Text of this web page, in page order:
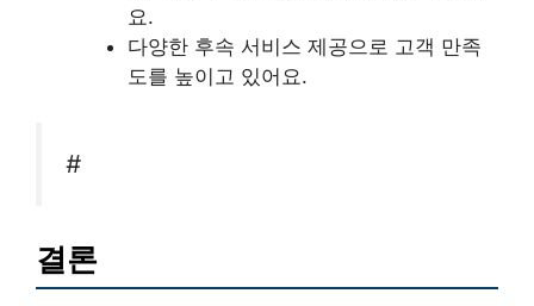
요.
다양한 후속 서비스 제공으로 고객 만족
도를 높이고 있어요.
#
결론